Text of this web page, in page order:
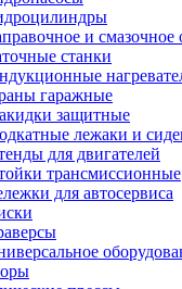
и смазочное
станки
гаражные
защитные
лежаки и
для двигателей
трансмиссионные
для автосервиса